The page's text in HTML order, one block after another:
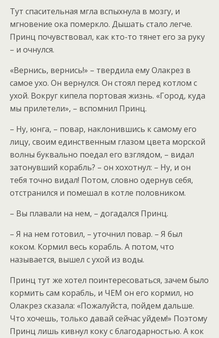
Тут спасительная мгла вспыхнула в мозгу, и
мгновение ока померкло. Дышать стало легче.
Принц почувствовал, как кто-то тянет его за руку
– и очнулся.
«Вернись, вернись!» – твердила ему Олакрез в
самое ухо. Он вернулся. Он стоял перед котлом с
ухой. Вокруг кипела портовая жизнь. «Город, куда
мы прилетели», – вспомнил Принц.
– Ну, юнга, – повар, наклонившись к самому его
лицу, своим единственным глазом цвета морской
волны буквально поедал его взглядом, – видал
затонувший корабль? – он хохотнул: – Ну, и он
тебя точно видал! Потом, словно одернув себя,
отстранился и помешал в котле половником.
– Вы плавали на нем, – догадался Принц.
– Я на нем готовил, – уточнил повар. – Я был
коком. Кормил весь корабль. А потом, что
называется, вышел с ухой из воды.
Принц тут же хотел поинтересоваться, зачем было
кормить сам корабль, и ЧЕМ он его кормил, но
Олакрез сказала: «Пожалуйста, пойдем дальше.
Что хочешь, только давай сейчас уйдем!» Поэтому
Принц лишь кивнул коку с благодарностью. А кок